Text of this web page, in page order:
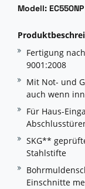
Modell: EC550NP
Fertigung
9001:2008
Mit Not- und
auch wenn
Für Haus-
SKG**
Stahlstifte
Einschnitte